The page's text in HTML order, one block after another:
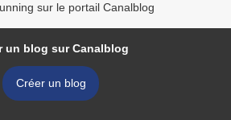
sur le portail Canalblog
un blog sur Canalblog
Créer un blog